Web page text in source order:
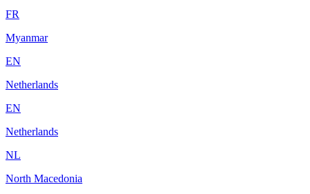
FR
Myanmar
EN
Netherlands
EN
Netherlands
NL
North Macedonia